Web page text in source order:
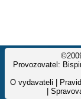
Provozovatel:
O vydavateli